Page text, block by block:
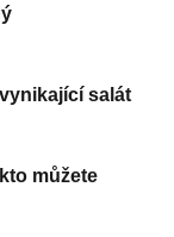
salát
můžete